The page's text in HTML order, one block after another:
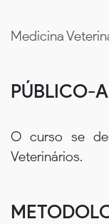
Medicina
PÚBLICO-
O curso se
Veterinários.